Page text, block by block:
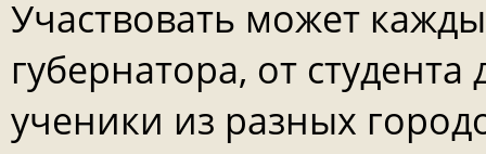
Участвовать может
губернатора, от
ученики из разных